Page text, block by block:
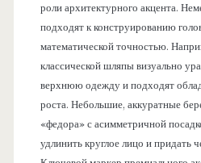
роли архитектурного акцента.
подходят к конструированию
математической точностью.
классической шляпы визуально
верхнюю одежду и подходят
роста. Небольшие, аккуратные
«федора» с асимметричной
удлинить круглое лицо и придать